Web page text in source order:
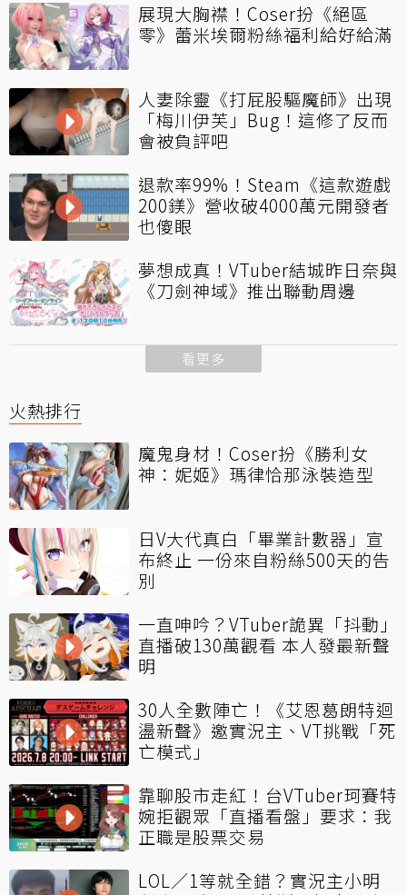
展現大胸襟！Coser扮《絕區
零》蕾米埃爾粉絲福利給好給滿
人妻除靈《打屁股驅魔師》出現
「梅川伊芙」Bug！這修了反而
會被負評吧
退款率99%！Steam《這款遊戲
200鎂》營收破4000萬元開發者
也傻眼
夢想成真！VTuber結城昨日奈與
《刀劍神域》推出聯動周邊
看更多
火熱排行
魔鬼身材！Coser扮《勝利女
神：妮姬》瑪律恰那泳裝造型
日V大代真白「畢業計數器」宣
布終止 一份來自粉絲500天的告
別
一直呻吟？VTuber詭異「抖動」
直播破130萬觀看 本人發最新聲
明
30人全數陣亡！《艾恩葛朗特迴
盪新聲》邀實況主、VT挑戰「死
亡模式」
靠聊股市走紅！台VTuber珂賽特
婉拒觀眾「直播看盤」要求：我
正職是股票交易
LOL／1等就全錯？實況主小明